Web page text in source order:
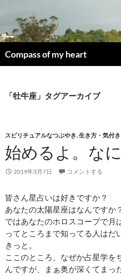
ン
ツ
へ
Compass of my heart
索
「牡牛座」タグアーカイブ
スピリチュアルなつぶやき,生き方・気付き
始めるよ。な
2019年3月7日 コメントする
皆さん星占いは好きですか？
あなたの太陽星座はなんですか
ではあなたのホロスコープで月
ってところまで知ってる人はだ
きっと。
ここのところ、なぜか占星学を
んですが、まぁ奥が深くてまっ